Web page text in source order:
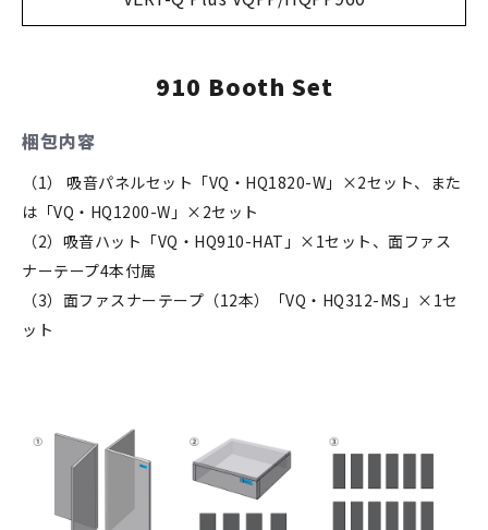
910 Booth Set
梱包内容
（1） 吸音パネルセット「VQ・HQ1820-W」×2セット、また
は「VQ・HQ1200-W」×2セット
（2）吸音ハット「VQ・HQ910-HAT」×1セット、面ファス
ナーテープ4本付属
（3）面ファスナーテープ（12本）「VQ・HQ312-MS」×1セ
ット